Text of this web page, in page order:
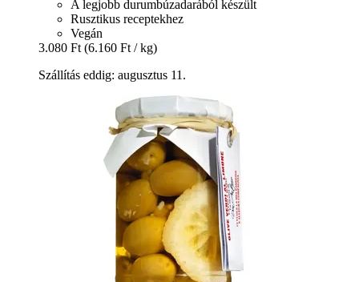
A legjobb durumbúzadarából készült
Rusztikus receptekhez
Vegán
3.080 Ft (6.160 Ft / kg)
Szállítás eddig: augusztus 11.